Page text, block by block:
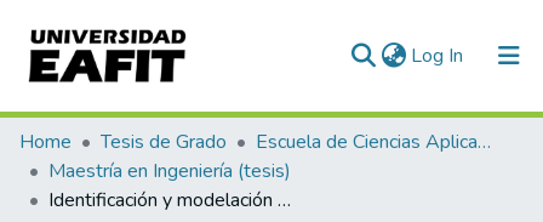
Log In (current)
Communities & Collections
All of DSpace
Home Tesis de Grado
Escuela de Ciencias Aplicadas e Ingeniería
Maestría en Ingeniería (tesis)
Identificación y modelación de los procesos de creación de contenidos e interacciones existentes entre docentes de una misma asignatura en la Universidad Eafit